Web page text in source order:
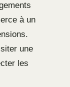
à un
une
les